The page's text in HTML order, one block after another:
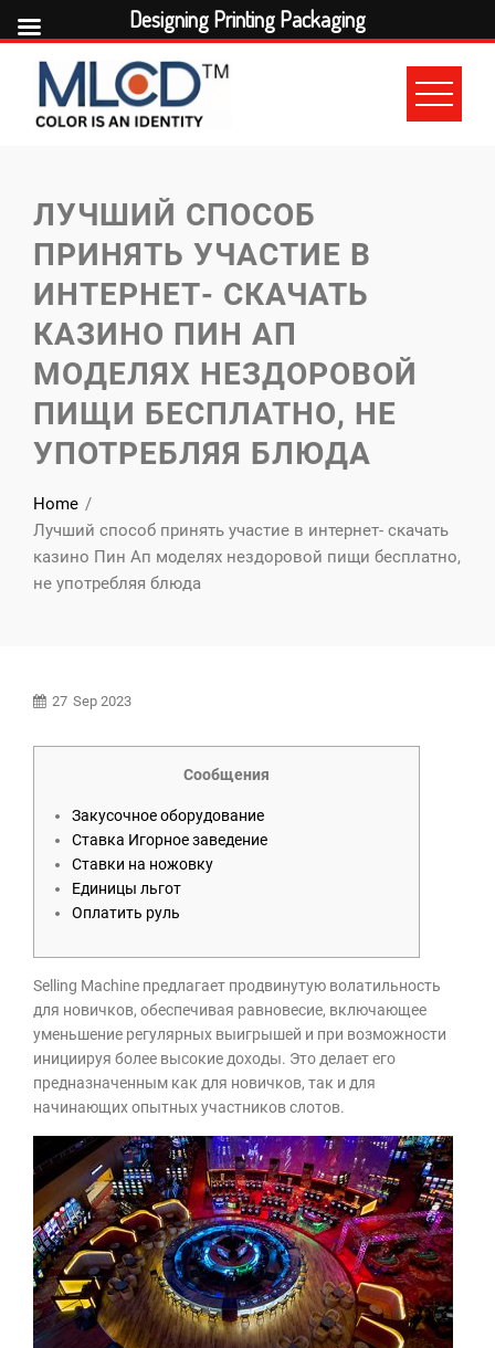
ЛУЧШИЙ СПОСОБ
ПРИНЯТЬ УЧАСТИЕ В
ИНТЕРНЕТ- СКАЧАТЬ
КАЗИНО ПИН АП
МОДЕЛЯХ НЕЗДОРОВОЙ
ПИЩИ БЕСПЛАТНО, НЕ
УПОТРЕБЛЯЯ БЛЮДА
Home
Лучший способ принять участие в интернет- скачать
казино Пин Ап моделях нездоровой пищи бесплатно,
не употребляя блюда
27 Sep 2023
Сообщения
Закусочное оборудование
Ставка Игорное заведение
Ставки на ножовку
Единицы льгот
Оплатить руль
Selling Machine предлагает продвинутую волатильность
для новичков, обеспечивая равновесие, включающее
уменьшение регулярных выигрышей и при возможности
инициируя более высокие доходы. Это делает его
предназначенным как для новичков, так и для
начинающих опытных участников слотов.
Designing Printing Packaging